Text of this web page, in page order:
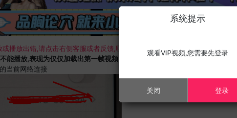
播放出错,请点击右侧客服或者反馈,联系我们;
能播放,表现为仅仅加载出第一帧视频,且您的设备为苹果手机,请进行以下修改;
当前网络连接
系统提示
观看VIP视频,您需要先登录
关闭 登录